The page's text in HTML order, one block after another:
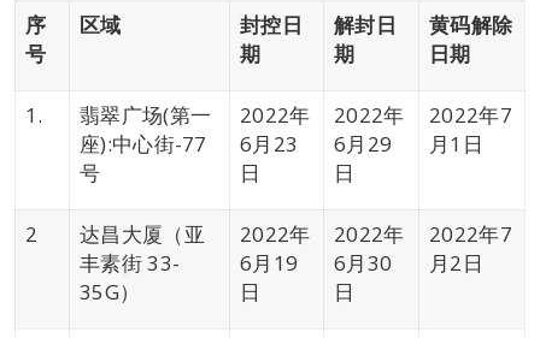
序
号
区域
封控日
期
解封日
期
黄码解除
日期
1.
翡翠广场(第一
座):中心街-77
号
2022年
6月23
日
2022年
6月29
日
2022年7
月1日
2
达昌大厦（亚
丰素街 33-
35G）
2022年
6月19
日
2022年
6月30
日
2022年7
月2日